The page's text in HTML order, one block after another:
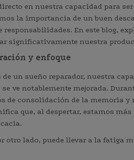
en nuestra capacidad para
la importancia de un buen
responsabilidades. En este blog,
significativamente nuestra
y enfoque
un sueño reparador, nuestra
ve notablemente mejorada.
de consolidación de la memoria
que, al despertar, estamos
otro lado, puede llevar a la